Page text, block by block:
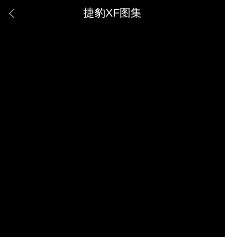
捷豹XF图集